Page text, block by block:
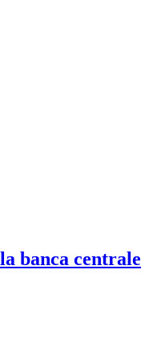
banca centrale